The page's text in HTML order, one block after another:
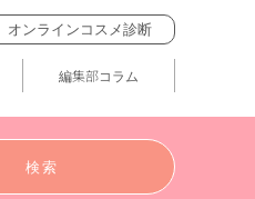
オンラインコスメ診断
編集部コラム